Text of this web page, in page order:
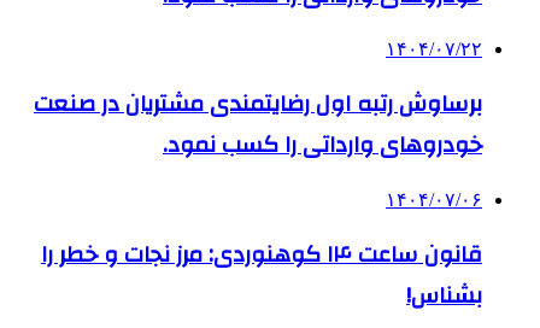
۱۴۰۴/۰۷/۲۲
برساوش رتبه اول رضایتمندی مشتریان در صنعت
خودروهای وارداتی را کسب نمود.
۱۴۰۴/۰۷/۰۶
قانون ساعت ۱۴ کوهنوردی: مرز نجات و خطر را
بشناس!